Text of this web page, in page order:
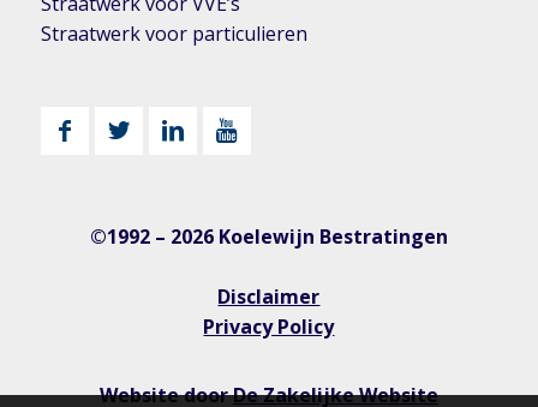
Straatwerk voor particulieren
©1992 – 2026 Koelewijn Bestratingen
Disclaimer
Privacy Policy
Website doorDe Zakelijke Website